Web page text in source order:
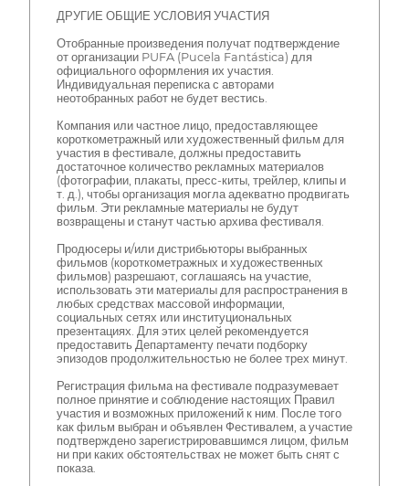
ДРУГИЕ ОБЩИЕ УСЛОВИЯ УЧАСТИЯ
Отобранные произведения получат подтверждение
от организации PUFA (Pucela Fantástica) для
официального оформления их участия.
Индивидуальная переписка с авторами
неотобранных работ не будет вестись.
Компания или частное лицо, предоставляющее
короткометражный или художественный фильм для
участия в фестивале, должны предоставить
достаточное количество рекламных материалов
(фотографии, плакаты, пресс-киты, трейлер, клипы и
т. д.), чтобы организация могла адекватно продвигать
фильм. Эти рекламные материалы не будут
возвращены и станут частью архива фестиваля.
Продюсеры и/или дистрибьюторы выбранных
фильмов (короткометражных и художественных
фильмов) разрешают, соглашаясь на участие,
использовать эти материалы для распространения в
любых средствах массовой информации,
социальных сетях или институциональных
презентациях. Для этих целей рекомендуется
предоставить Департаменту печати подборку
эпизодов продолжительностью не более трех минут.
Регистрация фильма на фестивале подразумевает
полное принятие и соблюдение настоящих Правил
участия и возможных приложений к ним. После того
как фильм выбран и объявлен Фестивалем, а участие
подтверждено зарегистрировавшимся лицом, фильм
ни при каких обстоятельствах не может быть снят с
показа.